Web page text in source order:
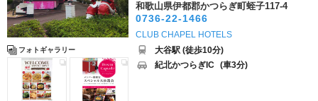
フォトギャラリー
和歌山県伊都郡かつらぎ町蛭子117-4
0736-22-1466
CLUB CHAPEL HOTELS
大谷駅 (徒歩10分)
紀北かつらぎIC (車3分)